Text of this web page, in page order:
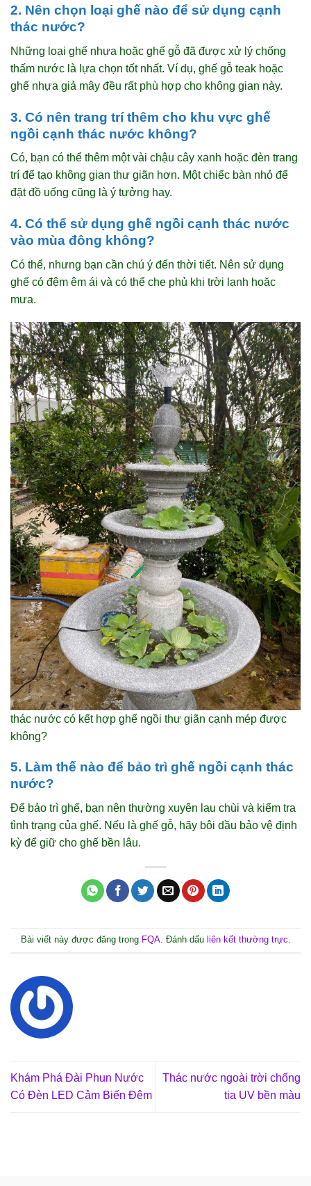
2. Nên chọn loại ghế nào để sử dụng cạnh
thác nước?
Những loại ghế nhựa hoặc ghế gỗ đã được xử lý chống
thấm nước là lựa chọn tốt nhất. Ví dụ, ghế gỗ teak hoặc
ghế nhựa giả mây đều rất phù hợp cho không gian này.
3. Có nên trang trí thêm cho khu vực ghế
ngồi cạnh thác nước không?
Có, bạn có thể thêm một vài chậu cây xanh hoặc đèn trang
trí để tạo không gian thư giãn hơn. Một chiếc bàn nhỏ để
đặt đồ uống cũng là ý tưởng hay.
4. Có thể sử dụng ghế ngồi cạnh thác nước
vào mùa đông không?
Có thể, nhưng bạn cần chú ý đến thời tiết. Nên sử dụng
ghế có đệm êm ái và có thể che phủ khi trời lạnh hoặc
mưa.
thác nước có kết hợp ghế ngồi thư giãn cạnh mép được
không?
5. Làm thế nào để bảo trì ghế ngồi cạnh thác
nước?
Để bảo trì ghế, bạn nên thường xuyên lau chùi và kiểm tra
tình trạng của ghế. Nếu là ghế gỗ, hãy bôi dầu bảo vệ định
kỳ để giữ cho ghế bền lâu.
Bài viết này được đăng trong FQA. Đánh dấu liên kết thường trực.
Khám Phá Đài Phun Nước
Có Đèn LED Cảm Biến Đêm
Thác nước ngoài trời chống
tia UV bền màu